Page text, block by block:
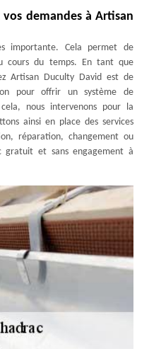
demandes à Artisan
importante. Cela permet de
cours du temps. En tant que
Artisan Duculty David est de
pour offrir un système de
nous intervenons pour la
ainsi en place des services
réparation, changement ou
gratuit et sans engagement à